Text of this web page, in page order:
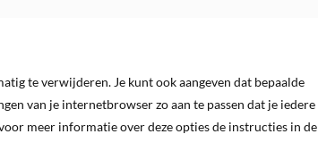
te verwijderen. Je kunt ook aangeven dat bepaalde
van je internetbrowser zo aan te passen dat je iedere
meer informatie over deze opties de instructies in de